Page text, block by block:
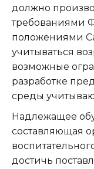
должно
требованиями
положениями
учитываться
возможные
разработке
среды
Надлежащее
составляющая
достичь